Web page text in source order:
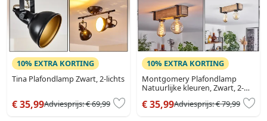
10% EXTRA KORTING
Tina Plafondlamp Zwart, 2-lichts
€ 35,99Adviesprijs:€ 69,99
10% EXTRA KORTING
Montgomery Plafondlamp
Natuurlijke kleuren, Zwart, 2-
€ 35,99Adviesprijs:€ 79,99